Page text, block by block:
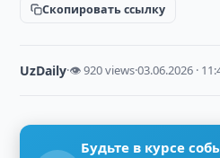
Скопировать ссылку
UzDaily·👁 920 views·03.06.2026 ·
Будьте в курсе